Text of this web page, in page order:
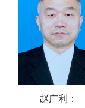
赵广利
：